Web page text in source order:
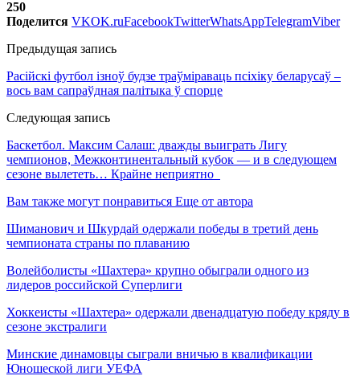
250
Поделится VKOK.ruFacebookTwitterWhatsAppTelegramViber
Предыдущая запись
Расійскі футбол ізноў будзе траўмiраваць псіхіку беларусаў –
вось вам сапраўдная палітыка ў спорце
Следующая запись
Баскетбол. Максим Салаш: дважды выиграть Лигу
чемпионов, Межконтинентальный кубок — и в следующем
сезоне вылететь… Крайне неприятно
Вам также могут понравиться Еще от автора
Шиманович и Шкурдай одержали победы в третий день
чемпионата страны по плаванию
Волейболисты «Шахтера» крупно обыграли одного из
лидеров российской Суперлиги
Хоккеисты «Шахтера» одержали двенадцатую победу кряду в
сезоне экстралиги
Минские динамовцы сыграли вничью в квалификации
Юношеской лиги УЕФА